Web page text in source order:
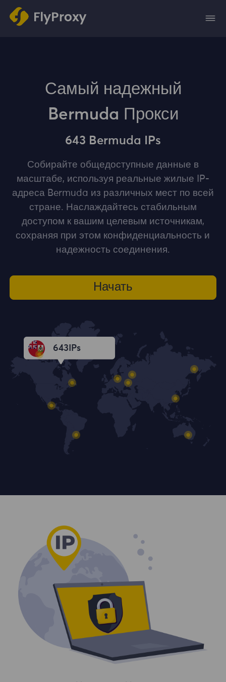
Самый надежный
Bermuda Прокси
643 Bermuda IPs
Собирайте общедоступные данные в
масштабе, используя реальные жилые IP-
адреса Bermuda из различных мест по всей
стране. Наслаждайтесь стабильным
доступом к вашим целевым источникам,
сохраняя при этом конфиденциальность и
надежность соединения.
Начать
643 IPs